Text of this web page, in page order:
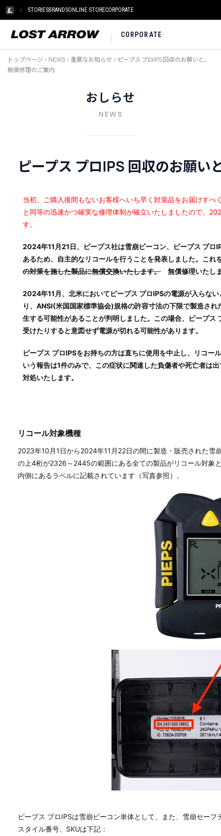
STORIESBRANDSONLINE STORECORPORATE
CORPORATE
トップページ > NEWS > 重要なお知らせ > ピープス プロIPS 回収のお願いと、
無償修理のご案内
おしらせ
NEWS
ピープス プロIPS 回収のお願い
当初、ご購入後間もないお客様へいち早く対策品をお届けす
と同等の迅速かつ確実な修理体制が確立いたしましたので、
す。
2024年11月21日、ピープス社は雪崩ビーコン、ピープス プロ
あるため、自主的なリコールを行うことを発表しました。こ
の対策を施した製品に無償交換いたします。 無償修理いたし
2024年11月、北米においてピープス プロIPSの電源が入らな
り、ANSI(米国国家標準協会)規格の許容寸法の下限で製造さ
生する可能性があることが判明しました。この場合、ピープ
受けたりすると意図せず電源が切れる可能性があります。
ピープス プロIPSをお持ちの方は直ちに使用を中止し、リコ
いう報告は1件のみで、この症状に関連した負傷者や死亡者は
対処いたします。
リコール対象機種
2023年10月1日から2024年11月22日の間に製造・販売された雪
の上4桁が2326～2445の範囲にある全ての製品がリコール対象
内側にあるラベルに記載されています（写真参照）。
ピープス プロIPSは雪崩ビーコン単体として、また、雪崩セー
スタイル番号、SKUは下記：